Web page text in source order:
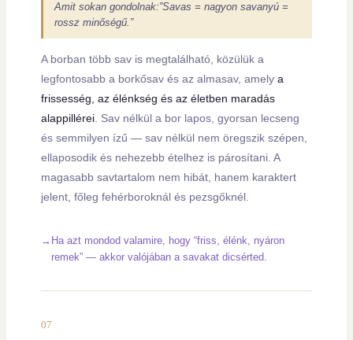
Amit sokan gondolnak:”Savas = nagyon savanyú =
rossz minőségű.”
A borban több sav is megtalálható, közülük a
legfontosabb a borkősav és az almasav, amely a
frissesség, az élénkség és az életben maradás
alappillérei . Sav nélkül a bor lapos, gyorsan lecseng
és semmilyen ízű — sav nélkül nem öregszik szépen,
ellaposodik és nehezebb ételhez is párosítani. A
magasabb savtartalom nem hibát, hanem karaktert
jelent, főleg fehérboroknál és pezsgőknél.
Ha azt mondod valamire, hogy “friss, élénk, nyáron
remek” — akkor valójában a savakat dicsérted.
07